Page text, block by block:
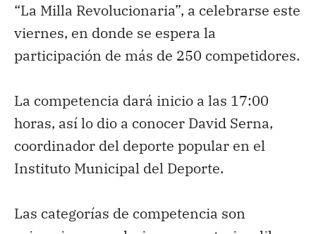
“La Milla Revolucionaria”, a celebrarse este
viernes, en donde se espera la
participación de más de 250 competidores.
La competencia dará inicio a las 17:00
horas, así lo dio a conocer David Serna,
coordinador del deporte popular en el
Instituto Municipal del Deporte.
Las categorías de competencia son